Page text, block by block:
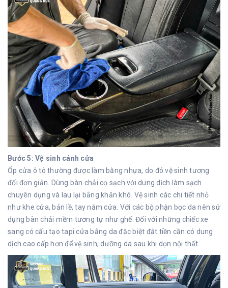
Bước 5: Vệ sinh cánh cửa
Ốp cửa ô tô thường được làm bằng nhựa, do đó vệ sinh tương
đối đơn giản. Dùng bàn chải cọ sạch với dung dịch làm sạch
chuyên dụng và lau lại bằng khăn khô. Vệ sinh các chi tiết nhỏ
như khe cửa, bản lề, tay nắm cửa. Với các bộ phận bọc da nên sử
dụng bàn chải mềm tương tự như ghế. Đối với những chiếc xe
sang có cấu tạo tapi cửa bằng da đặc biệt đắt tiền cần có dung
dịch cao cấp hơn để vệ sinh, dưỡng da sau khi dọn nội thất.